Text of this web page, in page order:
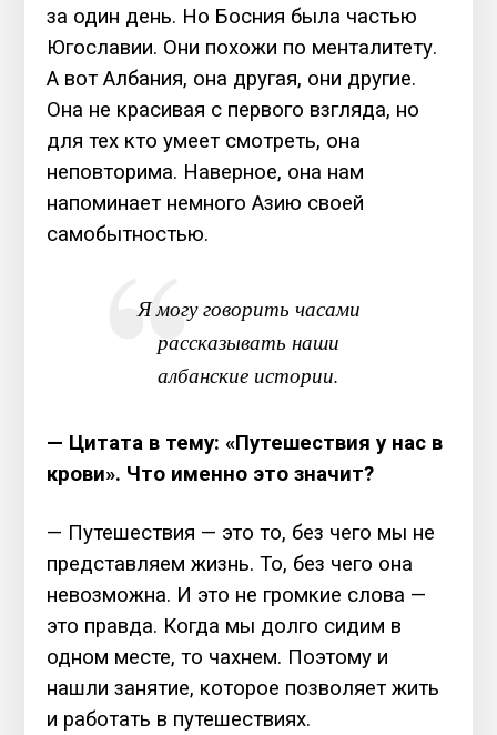
за один день. Но Босния была частью
Югославии. Они похожи по менталитету.
А вот Албания, она другая, они другие.
Она не красивая с первого взгляда, но
для тех кто умеет смотреть, она
неповторима. Наверное, она нам
напоминает немного Азию своей
самобытностью.
Я могу говорить часами
рассказывать наши
албанские истории.
— Цитата в тему: «Путешествия у нас в
крови». Что именно это значит?
— Путешествия — это то, без чего мы не
представляем жизнь. То, без чего она
невозможна. И это не громкие слова —
это правда. Когда мы долго сидим в
одном месте, то чахнем. Поэтому и
нашли занятие, которое позволяет жить
и работать в путешествиях.